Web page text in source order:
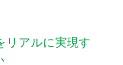
リアルに実現す